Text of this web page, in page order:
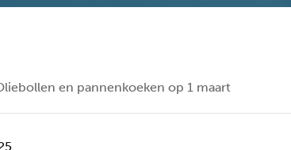
en pannenkoeken op 1 maart